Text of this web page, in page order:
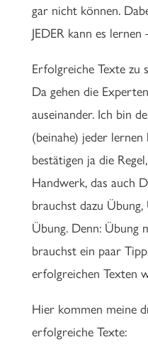
gar nicht können.
JEDER kann es lernen
Erfolgreiche Texte zu
Da gehen die
auseinander. Ich bin
(beinahe) jeder
bestätigen ja die
Handwerk, das auch
brauchst dazu
Übung. Denn: Übung
brauchst ein paar
erfolgreichen Texten
Hier kommen meine
erfolgreiche Texte: